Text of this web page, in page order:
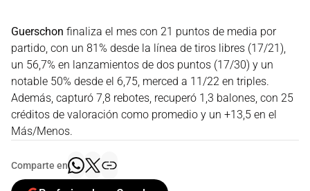
Guerschon finaliza el mes con 21 puntos de media por
partido, con un 81% desde la línea de tiros libres (17/21),
un 56,7% en lanzamientos de dos puntos (17/30) y un
notable 50% desde el 6,75, merced a 11/22 en triples.
Además, capturó 7,8 rebotes, recuperó 1,3 balones, con 25
créditos de valoración como promedio y un +13,5 en el
Más/Menos.
Comparte en